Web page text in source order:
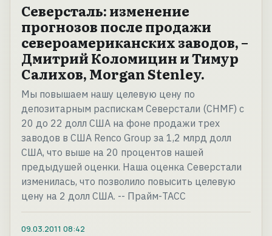
Северсталь: изменение
прогнозов после продажи
североамериканских заводов, –
Дмитрий Коломицин и Тимур
Салихов, Morgan Stenley.
Мы повышаем нашу целевую цену по
депозитарным распискам Северстали (CHMF) с
20 до 22 долл США на фоне продажи трех
заводов в США Renco Group за 1,2 млрд долл
США, что выше на 20 процентов нашей
предыдушей оценки. Наша оценка Северстали
изменилась, что позволило повысить целевую
цену на 2 долл США. -- Прайм-ТАСС
09.03.2011 08:42